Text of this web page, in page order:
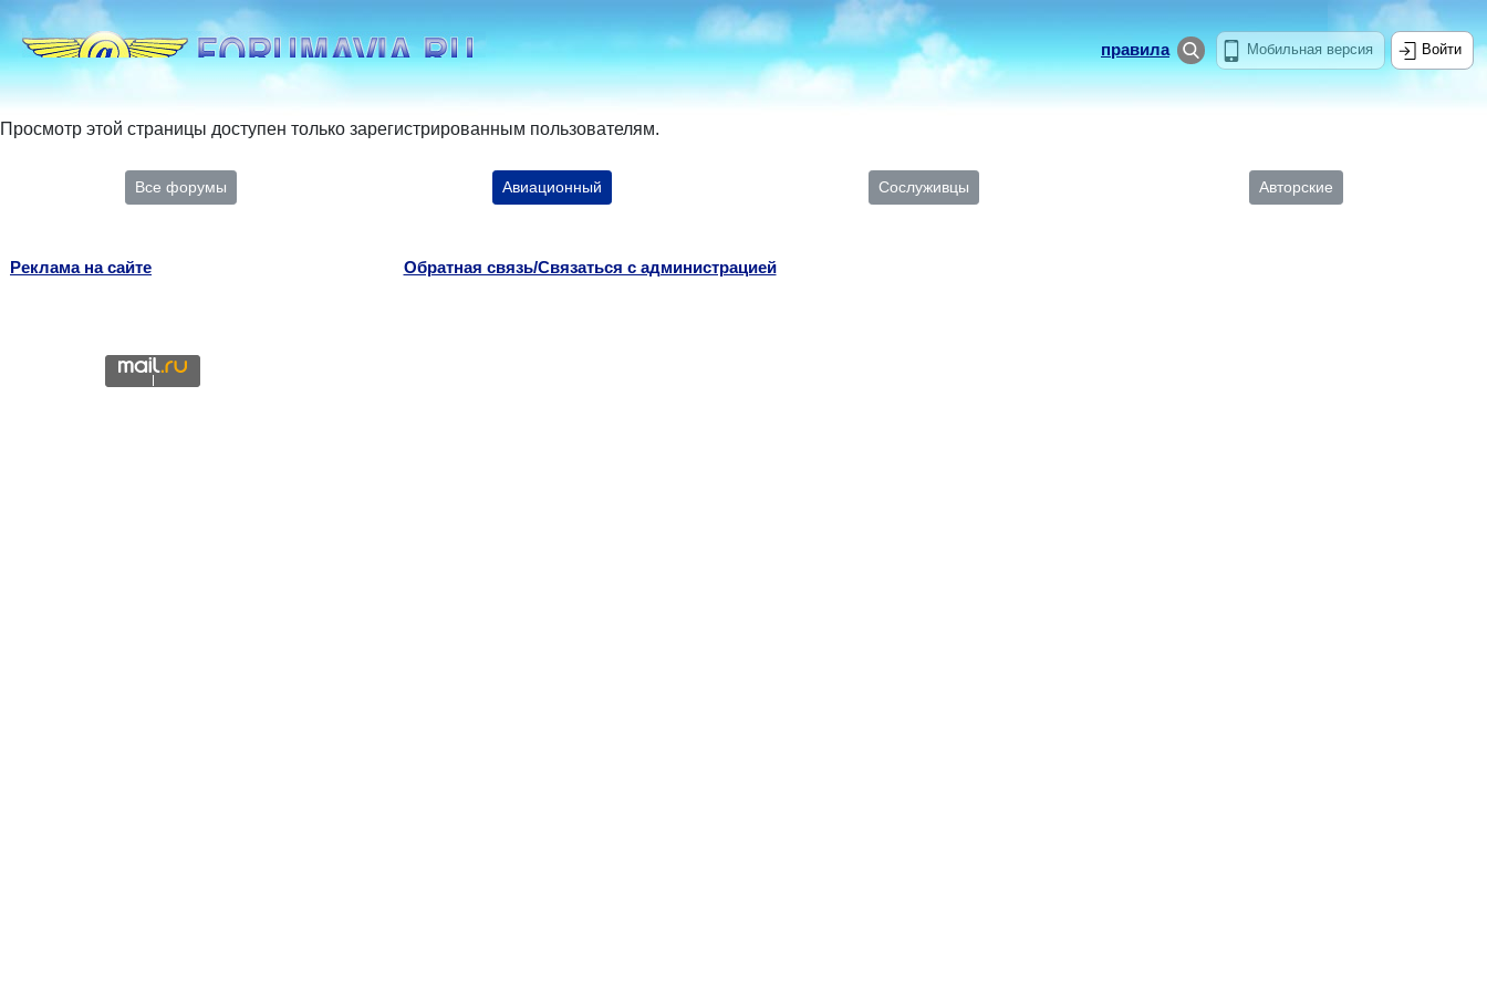
Мобильная версия
правила Войти
Просмотр этой страницы доступен только зарегистрированным пользователям.
Все форумы Авиационный Сослуживцы Авторские
Реклама на сайте Обратная связь/Связаться с администрацией